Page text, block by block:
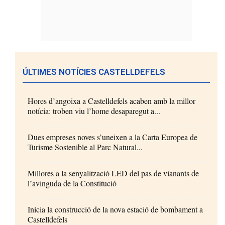
ÚLTIMES NOTÍCIES CASTELLDEFELS
Hores d’angoixa a Castelldefels acaben amb la millor
notícia: troben viu l’home desaparegut a...
Dues empreses noves s’uneixen a la Carta Europea de
Turisme Sostenible al Parc Natural...
Millores a la senyalització LED del pas de vianants de
l’avinguda de la Constitució
Inicia la construcció de la nova estació de bombament a
Castelldefels